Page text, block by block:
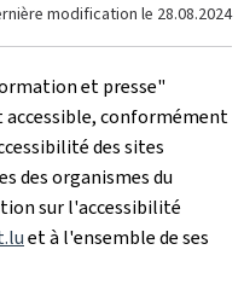
modification le 28.08.2024
et presse"
accessible, conformément
des sites
des organismes du
sur l'accessibilité
et à l'ensemble de ses